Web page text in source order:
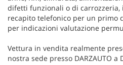
difetti funzionali o di carrozzeria,
recapito telefonico per un primo
per indicazioni valutazione
Vettura in vendita realmente
nostra sede presso DARZAUTO a